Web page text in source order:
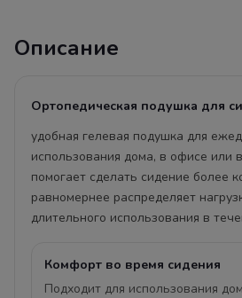
Описание
Ортопедическая подушка для
удобная гелевая подушка для
использования дома, в офисе или
помогает сделать сидение более
равномернее распределяет
длительного использования в
Комфорт во время сидения
Подходит для использования